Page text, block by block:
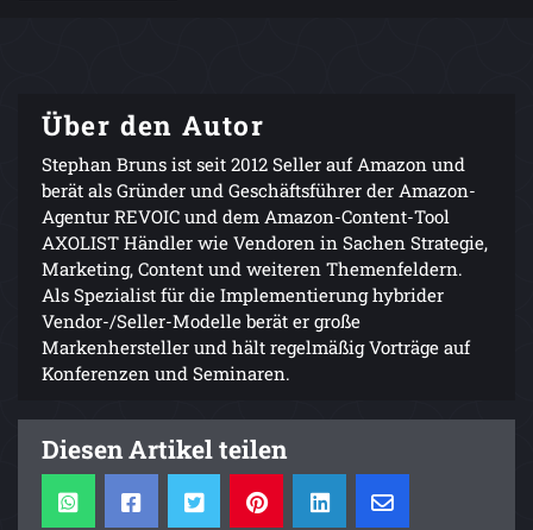
Über den Autor
Stephan Bruns ist seit 2012 Seller auf Amazon und
berät als Gründer und Geschäftsführer der Amazon-
Agentur REVOIC und dem Amazon-Content-Tool
AXOLIST Händler wie Vendoren in Sachen Strategie,
Marketing, Content und weiteren Themenfeldern.
Als Spezialist für die Implementierung hybrider
Vendor-/Seller-Modelle berät er große
Markenhersteller und hält regelmäßig Vorträge auf
Konferenzen und Seminaren.
Diesen Artikel teilen